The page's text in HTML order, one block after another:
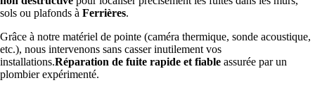
sols ou plafonds à Ferrières.
Grâce à notre matériel de pointe (caméra thermique, sonde acoustique,
etc.), nous intervenons sans casser inutilement vos
installations.Réparation de fuite rapide et fiable assurée par un
plombier expérimenté.